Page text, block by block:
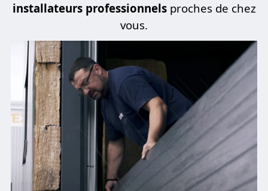
installateurs professionnelsproches de chez
vous.